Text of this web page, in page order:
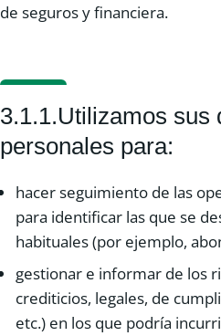
de seguros y financiera.
3.1.1.Utilizamos sus
personales para:
hacer seguimiento de las
para identificar las que se
habituales (por ejemplo,
gestionar e informar de los
crediticios, legales, de
etc.) en los que podría